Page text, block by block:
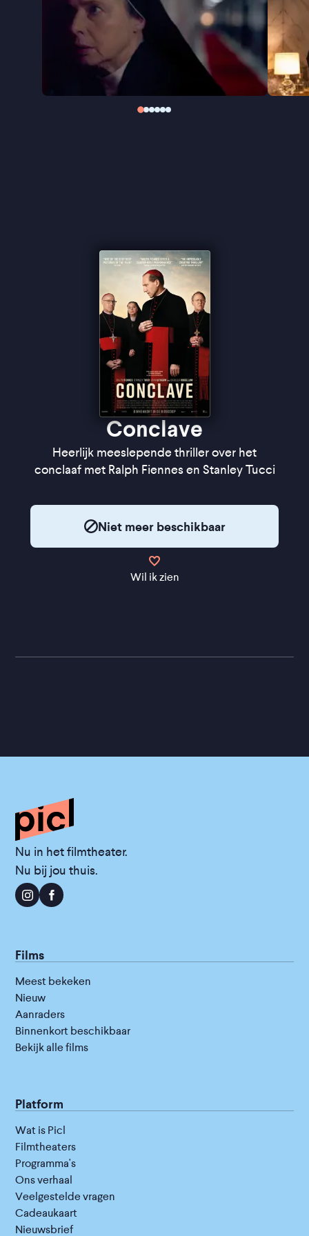
La Chimera) spelen de hoofdrollen.
“Verrukkelijke Vaticaanthriller” ★★★★ NRC
“Met een toch nog verrassende ontknoping” ★★★
VPRO Cinema
“Kardinaal Lawrence wordt met finesse gespeeld
door Ralph Fiennes” Het Parool
Conclave
Heerlijk meeslepende thriller over het
conclaaf met Ralph Fiennes en Stanley Tucci
Niet meer beschikbaar
Wil ik zien
Nu in het filmtheater.
Nu bij jou thuis.
Films
Meest bekeken
Nieuw
Aanraders
Binnenkort beschikbaar
Bekijk alle films
Platform
Wat is Picl
Filmtheaters
Programma's
Ons verhaal
Veelgestelde vragen
Cadeaukaart
Nieuwsbrief